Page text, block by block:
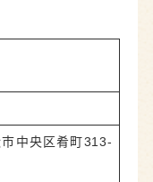
中央区肴町313-